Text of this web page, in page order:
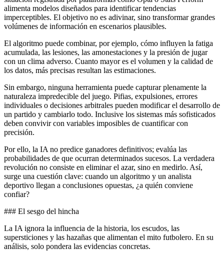
alimenta modelos diseñados para identificar tendencias
imperceptibles. El objetivo no es adivinar, sino transformar grandes
volúmenes de información en escenarios plausibles.
El algoritmo puede combinar, por ejemplo, cómo influyen la fatiga
acumulada, las lesiones, las amonestaciones y la presión de jugar
con un clima adverso. Cuanto mayor es el volumen y la calidad de
los datos, más precisas resultan las estimaciones.
Sin embargo, ninguna herramienta puede capturar plenamente la
naturaleza impredecible del juego. Pifias, expulsiones, errores
individuales o decisiones arbitrales pueden modificar el desarrollo de
un partido y cambiarlo todo. Inclusive los sistemas más sofisticados
deben convivir con variables imposibles de cuantificar con
precisión.
Por ello, la IA no predice ganadores definitivos; evalúa las
probabilidades de que ocurran determinados sucesos. La verdadera
revolución no consiste en eliminar el azar, sino en medirlo. Así,
surge una cuestión clave: cuando un algoritmo y un analista
deportivo llegan a conclusiones opuestas, ¿a quién conviene
confiar?
### El sesgo del hincha
La IA ignora la influencia de la historia, los escudos, las
supersticiones y las hazañas que alimentan el mito futbolero. En su
análisis, solo pondera las evidencias concretas.